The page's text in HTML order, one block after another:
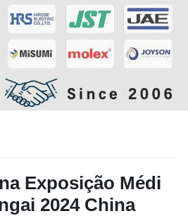
Exposição Médi
2024 China